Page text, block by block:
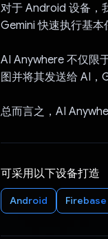
对于 Android 设备，
Gemini 快速执行基本
AI Anywhere 不仅限
图并将其发送给 AI，
总而言之，AI
可采用以下设备打造
Android Firebase